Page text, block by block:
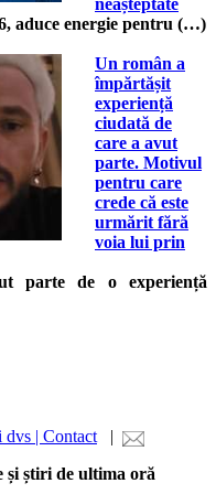
neașteptate
aduce energie pentru (…)
Un român a
împărtășit
experiență
ciudată de
care a avut
parte. Motivul
pentru care
crede că este
urmărit fără
voia lui prin
parte de o experiență
dvs | Contact |
și știri de ultima oră